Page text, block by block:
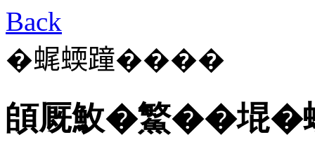
Back
�𧋦蝡蹱����
頧厩䰻�鰵��堒